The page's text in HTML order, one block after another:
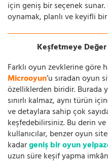
için geniş bir seçenek
oynamak, planlı ve keyifli
Keşfetmeye
Farklı oyun zevklerine göre
Microoyun’u sıradan oyun
özelliklerden biridir. Burada
sınırlı kalmaz, aynı türün
ve detaylara sahip çok
keşfedebilirsiniz. Bu derin
kullanıcılar, benzer oyun
kadargeniş bir oyun
uzun süre keşif yapma